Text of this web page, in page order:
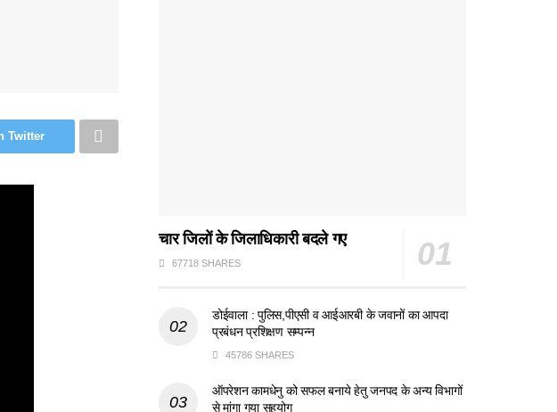
Twitter
चार जिलों के जिलाधिकारी बदले गए
67718 SHARES
डोईवाला : पुलिस,पीएसी व आईआरबी के जवानों का आपदा
प्रबंधन प्रशिक्षण सम्पन्न
45786 SHARES
ऑपरेशन कामधेनु को सफल बनाये हेतु जनपद के अन्य विभागों
से मांगा गया सहयोग